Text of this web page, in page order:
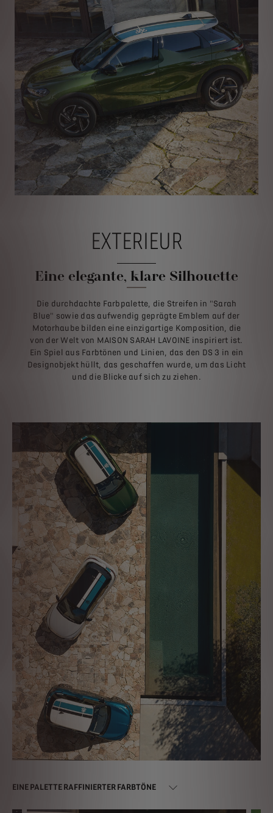
EXTERIEUR
Eine elegante, klare Silhouette
Die durchdachte Farbpalette, die Streifen in "Sarah
Blue" sowie das aufwendig geprägte Emblem auf der
Motorhaube bilden eine einzigartige Komposition, die
von der Welt von MAISON SARAH LAVOINE inspiriert ist.
Ein Spiel aus Farbtönen und Linien, das den DS 3 in ein
Designobjekt hüllt, das geschaffen wurde, um das Licht
und die Blicke auf sich zu ziehen.
EINE PALETTE RAFFINIERTER FARBTÖNE